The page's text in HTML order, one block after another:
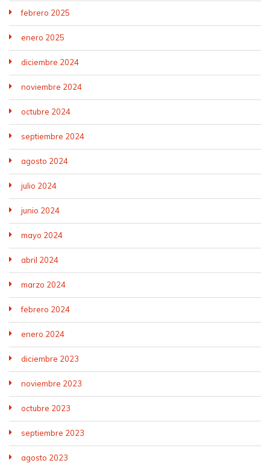
febrero 2025
enero 2025
diciembre 2024
noviembre 2024
octubre 2024
septiembre 2024
agosto 2024
julio 2024
junio 2024
mayo 2024
abril 2024
marzo 2024
febrero 2024
enero 2024
diciembre 2023
noviembre 2023
octubre 2023
septiembre 2023
agosto 2023